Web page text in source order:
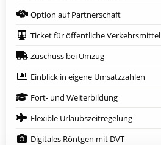
Option auf Partnerschaft
Ticket für öffentliche Verkehrsmittel
Zuschuss bei Umzug
Einblick in eigene Umsatzzahlen
Fort- und Weiterbildung
Flexible Urlaubszeitregelung
Digitales Röntgen mit DVT